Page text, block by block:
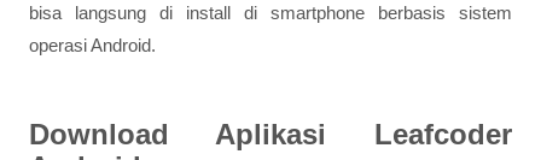
bisa langsung di install di smartphone berbasis sistem
operasi Android.
Download Aplikasi Leafcoder